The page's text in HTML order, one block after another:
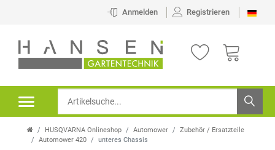
Anmelden Registrieren
HUSQVARNA Onlineshop Automower
Zubehör / Ersatzteile
Automower 420
unteres Chassis
K
T
H
R